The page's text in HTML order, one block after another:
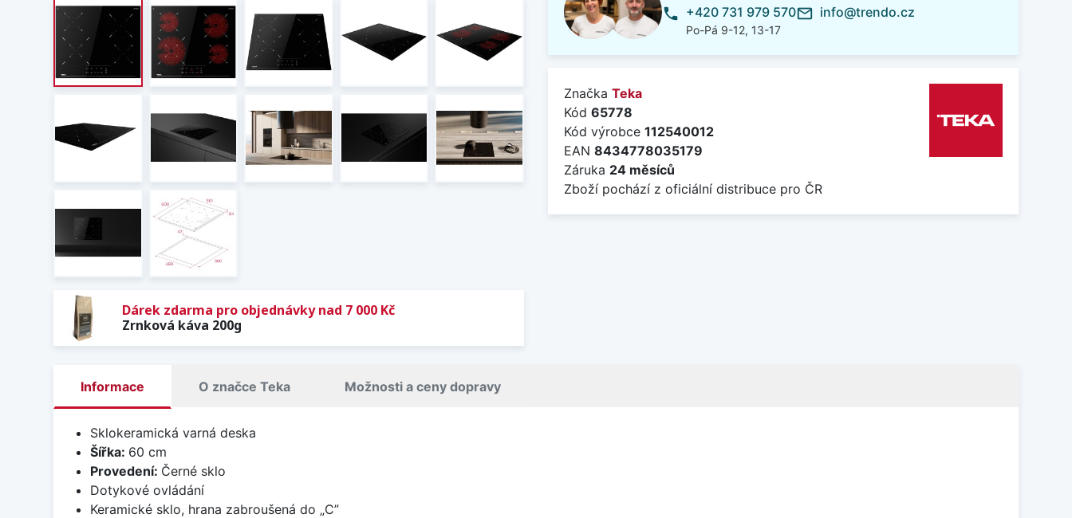
Dárek zdarma pro objednávky nad 7 000 Kč
Zrnková káva 200g
phone +420 731 979 570
Po-Pá 9-12, 13-17
mail_outline info@trendo.cz
Značka Teka
Kód 65778
Kód výrobce 112540012
EAN 8434778035179
Záruka 24 měsíců
Zboží pochází z oficiální distribuce pro ČR
Informace O značce Teka Možnosti a ceny dopravy
Sklokeramická varná deska
Šířka: 60 cm
Provedení: Černé sklo
Dotykové ovládání
Keramické sklo, hrana zabroušená do „C”